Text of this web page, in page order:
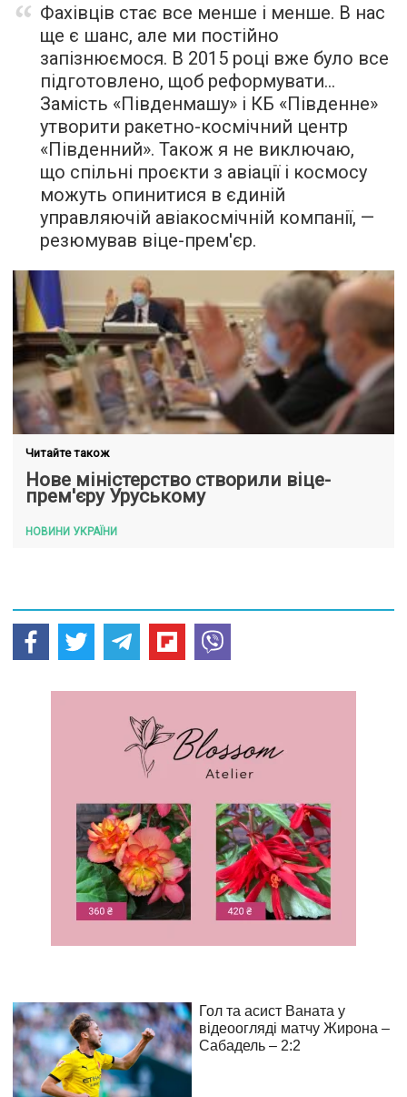
Фахівців стає все менше і менше. В нас
ще є шанс, але ми постійно
запізнюємося. В 2015 році вже було все
підготовлено, щоб реформувати…
Замість «Південмашу» і КБ «Південне»
утворити ракетно-космічний центр
«Південний». Також я не виключаю,
що спільні проєкти з авіації і космосу
можуть опинитися в єдиній
управляючій авіакосмічній компанії, —
резюмував віце-прем'єр.
Читайте також
Нове міністерство створили віце-
прем'єру Уруському
НОВИНИ УКРАЇНИ